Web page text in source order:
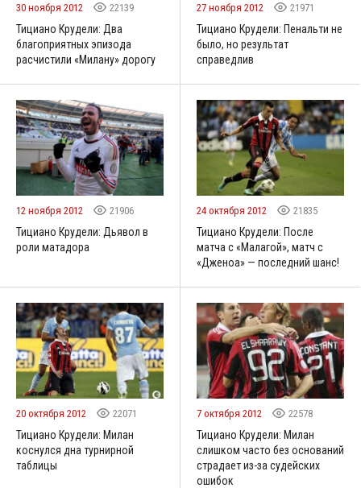
30 ноября 2012 22139
Тициано Крудели: Два
благоприятных эпизода
расчистили «Милану» дорогу
27 ноября 2012 21971
Тициано Крудели: Пенальти не
было, но результат
справедлив
12 ноября 2012 21906
Тициано Крудели: Дьявол в
роли матадора
24 октября 2012 21835
Тициано Крудели: После
матча с «Малагой», матч с
«Дженоа» — последний шанс!
20 октября 2012 22071
Тициано Крудели: Милан
коснулся дна турнирной
таблицы
7 октября 2012 22578
Тициано Крудели: Милан
слишком часто без оснований
страдает из-за судейских
ошибок